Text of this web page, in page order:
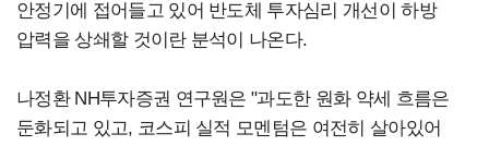
안정기에 접어들고 있어 반도체 투자심리 개선이 하방
압력을 상쇄할 것이란 분석이 나온다.
나정환 NH투자증권 연구원은 "과도한 원화 약세 흐름은
둔화되고 있고, 코스피 실적 모멘텀은 여전히 살아있어